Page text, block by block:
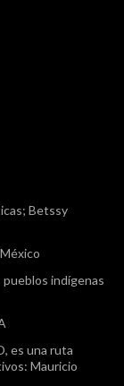
Betssy
indígenas
es una ruta
Mauricio